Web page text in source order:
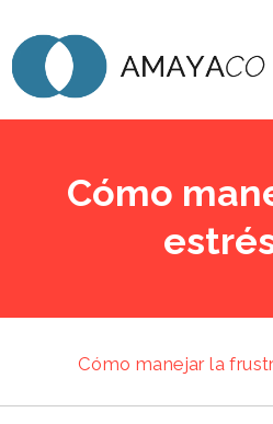
Cómo
Cómo manejar la